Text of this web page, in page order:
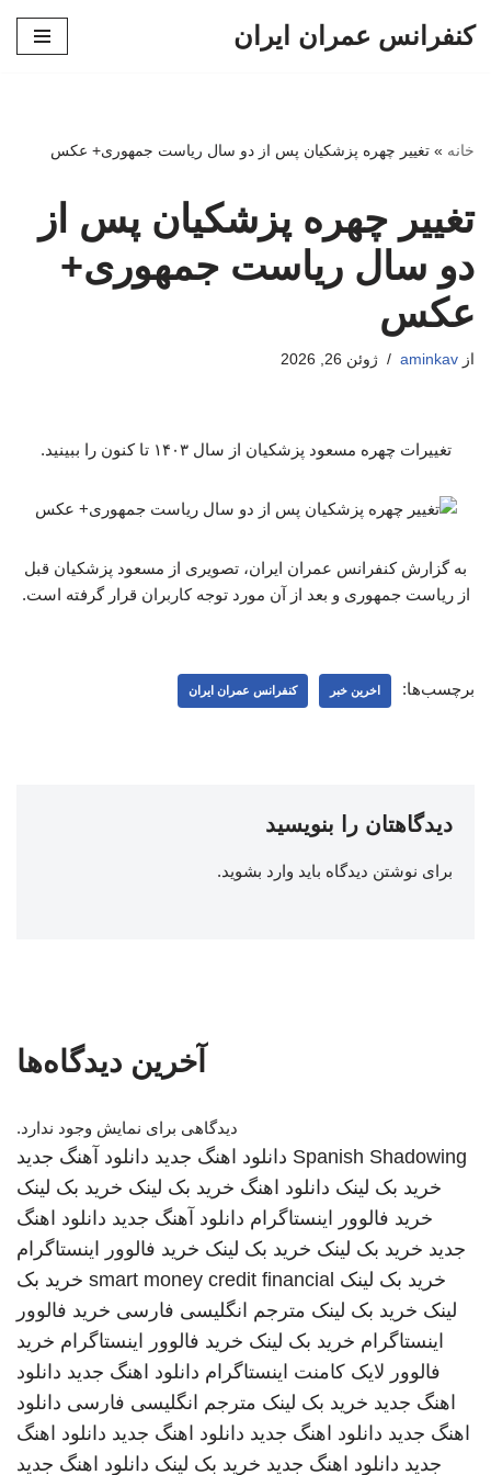
کنفرانس عمران ایران
خانه » تغییر چهره پزشکیان پس از دو سال ریاست جمهوری+ عکس
تغییر چهره پزشکیان پس از
دو سال ریاست جمهوری+
عکس
از aminkav ژوئن 26, 2026
تغییرات چهره مسعود پزشکیان از سال ۱۴۰۳ تا کنون را ببینید.
به گزارش کنفرانس عمران ایران، تصویری از مسعود پزشکیان قبل
از ریاست جمهوری و بعد از آن مورد توجه کاربران قرار گرفته است.
برچسب‌ها: اخرین خبر کنفرانس عمران ایران
دیدگاهتان را بنویسید
برای نوشتن دیدگاه باید وارد بشوید.
آخرین دیدگاه‌ها
دیدگاهی برای نمایش وجود ندارد.
Spanish Shadowing دانلود اهنگ جدید دانلود آهنگ جدید
خرید بک لینک دانلود اهنگ خرید بک لینک خرید بک لینک
خرید فالوور اینستاگرام دانلود آهنگ جدید دانلود اهنگ
جدید خرید بک لینک خرید بک لینک خرید فالوور اینستاگرام
خرید بک لینک smart money credit financial خرید بک
لینک خرید بک لینک مترجم انگلیسی فارسی خرید فالوور
اینستاگرام خرید بک لینک خرید فالوور اینستاگرام خرید
فالوور لایک کامنت اینستاگرام دانلود اهنگ جدید دانلود
اهنگ جدید خرید بک لینک مترجم انگلیسی فارسی دانلود
اهنگ جدید دانلود اهنگ جدید دانلود اهنگ جدید دانلود اهنگ
جدید دانلود اهنگ جدید خرید بک لینک دانلود اهنگ جدید